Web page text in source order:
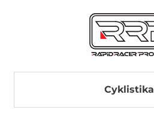
Cyklistika